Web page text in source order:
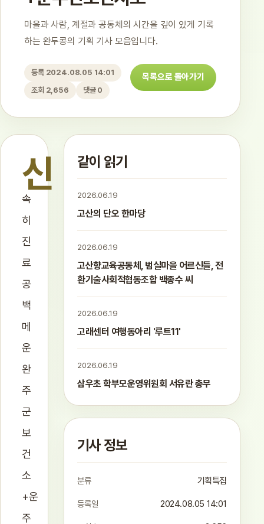
마을과 사람, 계절과 공동체의 시간을 깊이 있게 기록
하는 완두콩의 기획 기사 모음입니다.
등록 2024.08.05 14:01
조회 2,656
댓글 0
목록으로 돌아가기
신
속
히
진
료
공
백
메
운
완
주
군
보
건
소
+운
주
같이 읽기
2026.06.19
고산의 단오 한마당
2026.06.19
고산향교육공동체, 범실마을 어르신들, 전
환기술사회적협동조합 백종수 씨
2026.06.19
고래센터 여행동아리 '루트11'
2026.06.19
삼우초 학부모운영위원회 서유란 총무
기사 정보
분류 기획특집
등록일 2024.08.05 14:01